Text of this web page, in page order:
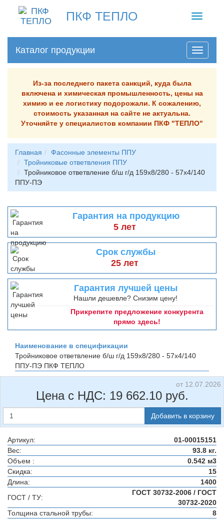
ПКФ ТЕПЛО
Toggle
Каталог продукции
Из-за последнего пакета санкций, куда была
включена и химическая промышленность, цены на
химию и ее логистику подорожали. К сожалению,
стоимость указанная на сайте не актуальна.
Уточняйте у специалистов компании ПКФ "ТЕПЛО"
Главная
Фасонные элементы ППУ
Тройниковые ответвления ППУ
Тройниковое ответвление б/ш г/д 159х8/280 - 57х4/140
ППУ-ПЭ
Гарантия на продукцию
5 лет
Срок службы
25 лет
Гарантия лучшей цены
Нашли дешевле? Снизим цену!
Прикрепите предложение конкурента
прямо здесь!
Наименование в спецификации
Тройниковое ответвление б/ш г/д 159х8/280 - 57х4/140
ППУ-ПЭ ПКФ ТЕПЛО
от 12.07.2026
Цена с НДС: 19 662.10руб.
Добавить в корзину
Артикул:
01-00015151
Вес:
93.8 кг.
Объем :
0.542 м3
Скидка:
15
Длина:
1400
ГОСТ / ТУ:
ГОСТ 30732-2006 / ГОСТ
30732-2020
Толщина стальной трубы:
8